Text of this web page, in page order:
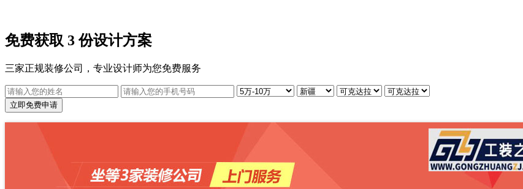
免费获取 3 份设计方案
三家正规装修公司，专业设计师为您免费服务